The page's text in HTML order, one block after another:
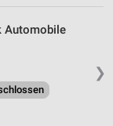
❯
Automobile